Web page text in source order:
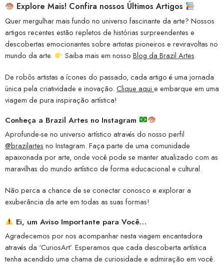
Explore Mais! Confira nossos Últimos Artigos
Quer mergulhar mais fundo no universo fascinante da arte? Nossos
artigos recentes estão repletos de histórias surpreendentes e
descobertas emocionantes sobre artistas pioneiros e reviravoltas no
mundo da arte.
Saiba mais em nosso Blog da Brazil Artes.
De robôs artistas a ícones do passado, cada artigo é uma jornada
única pela criatividade e inovação. Clique aqui e embarque em uma
viagem de pura inspiração artística!
Conheça a Brazil Artes no Instagram
Aprofunde-se no universo artístico através do nosso perfil
@brazilartes no Instagram. Faça parte de uma comunidade
apaixonada por arte, onde você pode se manter atualizado com as
maravilhas do mundo artístico de forma educacional e cultural.
Não perca a chance de se conectar conosco e explorar a
exuberância da arte em todas as suas formas!
Ei, um Aviso Importante para Você…
Agradecemos por nos acompanhar nesta viagem encantadora
através da ‘CuriosArt’. Esperamos que cada descoberta artística
tenha acendido uma chama de curiosidade e admiração em você.